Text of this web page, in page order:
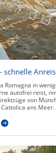
schnelle
Romagna in
autofrei reist,
von
ans Meer.